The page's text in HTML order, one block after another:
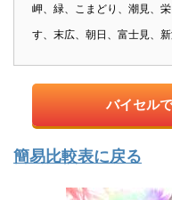
岬、緑、こまどり、潮見、
す、末広、朝日、富士見、
バイセル
簡易比較表に戻る